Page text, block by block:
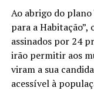
Ao abrigo do
para a
assinados por 24
irão permitir aos
viram a sua
acessível à